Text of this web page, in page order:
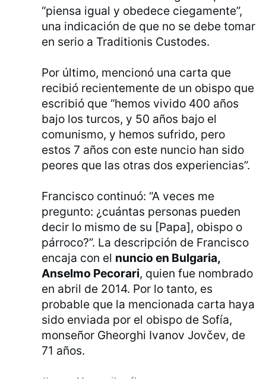
“piensa igual y obedece ciegamente”,
una indicación de que no se debe tomar
en serio a Traditionis Custodes.
Por último, mencionó una carta que
recibió recientemente de un obispo que
escribió que “hemos vivido 400 años
bajo los turcos, y 50 años bajo el
comunismo, y hemos sufrido, pero
estos 7 años con este nuncio han sido
peores que las otras dos experiencias”.
Francisco continuó: “A veces me
pregunto: ¿cuántas personas pueden
decir lo mismo de su [Papa], obispo o
párroco?”. La descripción de Francisco
encaja con el nuncio en Bulgaria,
Anselmo Pecorari, quien fue nombrado
en abril de 2014. Por lo tanto, es
probable que la mencionada carta haya
sido enviada por el obispo de Sofía,
monseñor Gheorghi Ivanov Jovčev, de
71 años.